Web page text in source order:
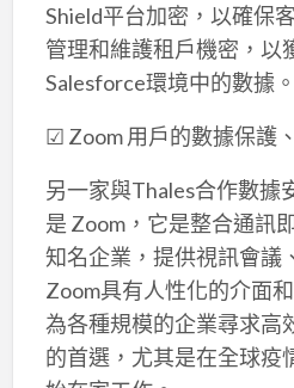
Shield平台加密，以確保
管理和維護租戶機密，以
Salesforce環境中的數據。
☑ Zoom 用戶的數據保護
另一家與Thales合作數據
是 Zoom，它是整合通訊
知名企業，提供視訊會議
Zoom具有人性化的介面
為各種規模的企業尋求高
的首選，尤其是在全球疫